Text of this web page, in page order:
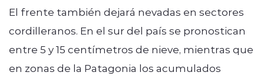
El frente también dejará nevadas en sectores
cordilleranos. En el sur del país se pronostican
entre 5 y 15 centímetros de nieve, mientras que
en zonas de la Patagonia los acumulados